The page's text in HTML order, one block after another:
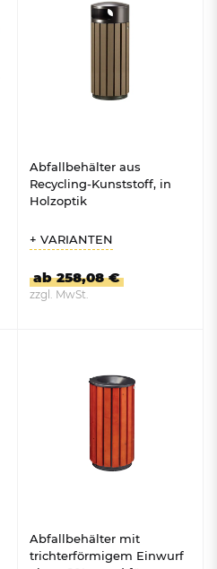
Abfallbehälter aus
Recycling-Kunststoff, in
Holzoptik
+ VARIANTEN
ab 258,08 €
zzgl. MwSt.
Abfallbehälter mit
trichterförmigem Einwurf